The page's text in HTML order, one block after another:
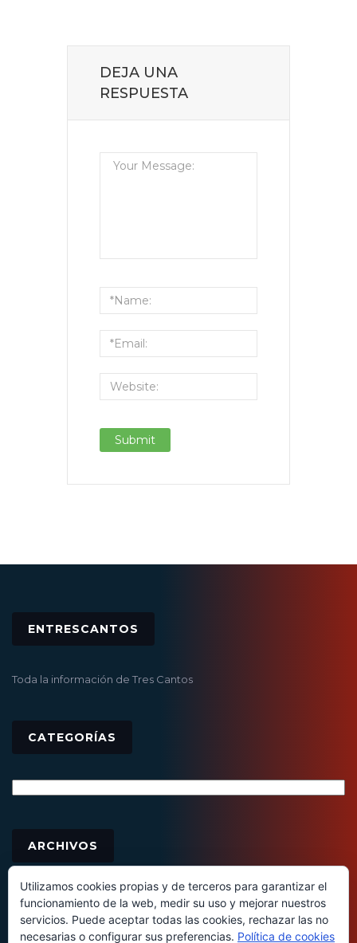
DEJA UNA
RESPUESTA
ENTRESCANTOS
Toda la información de Tres Cantos
CATEGORÍAS
ARCHIVOS
Utilizamos cookies propias y de terceros para garantizar el
funcionamiento de la web, medir su uso y mejorar nuestros
servicios. Puede aceptar todas las cookies, rechazar las no
necesarias o configurar sus preferencias. Política de cookies